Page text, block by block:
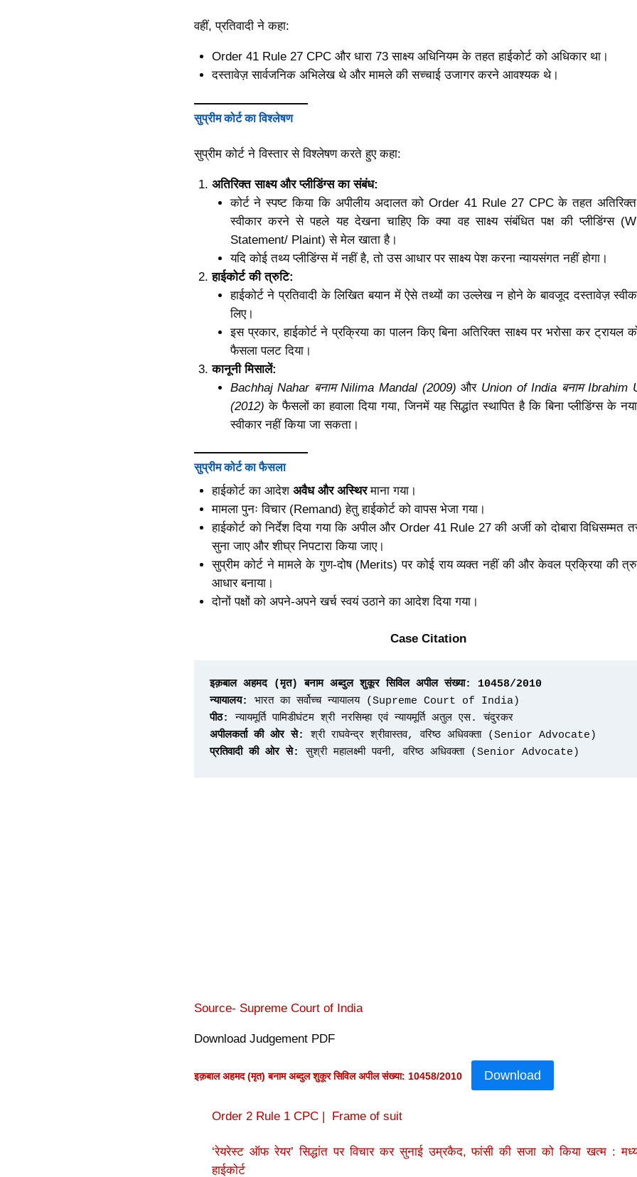
वहीं, प्रतिवादी ने कहा:
Order 41 Rule 27 CPC और धारा 73 साक्ष्य अधिनियम के तहत हाईकोर्ट को अधिकार था।
दस्तावेज़ सार्वजनिक अभिलेख थे और मामले की सच्चाई उजागर करने आवश्यक थे।
सुप्रीम कोर्ट का विश्लेषण
सुप्रीम कोर्ट ने विस्तार से विश्लेषण करते हुए कहा:
अतिरिक्त साक्ष्य और प्लीडिंग्स का संबंध:
कोर्ट ने स्पष्ट किया कि अपीलीय अदालत को Order 41 Rule 27 CPC के तहत अतिरिक्त
स्वीकार करने से पहले यह देखना चाहिए कि क्या वह साक्ष्य संबंधित पक्ष की प्लीडिंग्स
Statement/ Plaint) से मेल खाता है।
यदि कोई तथ्य प्लीडिंग्स में नहीं है, तो उस आधार पर साक्ष्य पेश करना न्यायसंगत नहीं होगा।
हाईकोर्ट की त्रुटि:
हाईकोर्ट ने प्रतिवादी के लिखित बयान में ऐसे तथ्यों का उल्लेख न होने के बावजूद दस्तावेज़
लिए।
इस प्रकार, हाईकोर्ट ने प्रक्रिया का पालन किए बिना अतिरिक्त साक्ष्य पर भरोसा कर ट्रायल
फैसला पलट दिया।
कानूनी मिसालें:
Bachhaj Nahar बनाम Nilima Mandal (2009) और Union of India बनाम Ibrahim
(2012) के फैसलों का हवाला दिया गया, जिनमें यह सिद्धांत स्थापित है कि बिना प्लीडिंग्स के नया
स्वीकार नहीं किया जा सकता।
सुप्रीम कोर्ट का फैसला
हाईकोर्ट का आदेशअवैध और अस्थिरमाना गया।
मामला पुनः विचार (Remand) हेतु हाईकोर्ट को वापस भेजा गया।
हाईकोर्ट को निर्देश दिया गया कि अपील और Order 41 Rule 27 की अर्जी को दोबारा विधिसम्मत
सुना जाए और शीघ्र निपटारा किया जाए।
सुप्रीम कोर्ट ने मामले के गुण-दोष (Merits) पर कोई राय व्यक्त नहीं की और केवल प्रक्रिया की
आधार बनाया।
दोनों पक्षों को अपने-अपने खर्च स्वयं उठाने का आदेश दिया गया।
Case Citation
इक़बाल अहमद (मृत) बनाम अब्दुल शुकूर सिविल अपील संख्या: 10458/2010
न्यायालय:
भारत का सर्वोच्च न्यायालय (Supreme Court of India)
पीठ: न्यायमूर्ति पामिडीघंटम श्री नरसिम्हा एवं न्यायमूर्ति अतुल एस. चंदुरकर
अपीलकर्ता की ओर से:
श्री राघवेन्द्र श्रीवास्तव, वरिष्ठ अधिवक्ता (Senior Advocate)
प्रतिवादी की ओर से:
सुश्री महालक्ष्मी पवनी, वरिष्ठ अधिवक्ता (Senior Advocate)
Source- Supreme Court of India
Download Judgement PDF
इक़बाल अहमद (मृत) बनाम अब्दुल शुकूर सिविल अपील संख्या: 10458/2010 Download
Order 2 Rule 1 CPC | Frame of suit
‘रेयरेस्ट ऑफ रेयर’ सिद्धांत पर विचार कर सुनाई उम्रकैद, फांसी की सजा को किया खत्म :
हाईकोर्ट